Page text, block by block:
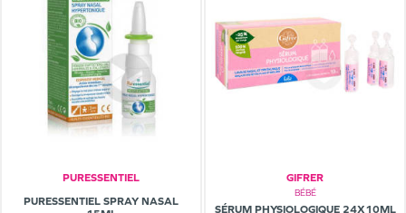
PURESSENTIEL
PURESSENTIEL SPRAY NASAL
GIFRER
BÉBÉ
SÉRUM PHYSIOLOGIQUE 24X10ML